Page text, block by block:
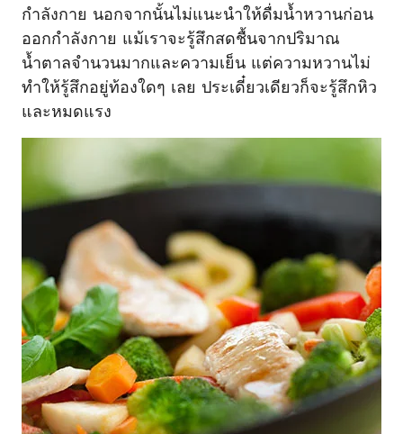
กำลังกาย นอกจากนั้นไม่แนะนำให้ดื่มน้ำหวานก่อน
ออกกำลังกาย แม้เราจะรู้สึกสดชื้นจากปริมาณ
น้ำตาลจำนวนมากและความเย็น แต่ความหวานไม่
ทำให้รู้สึกอยู่ท้องใดๆ เลย ประเดี๋ยวเดียวก็จะรู้สึกหิว
และหมดแรง